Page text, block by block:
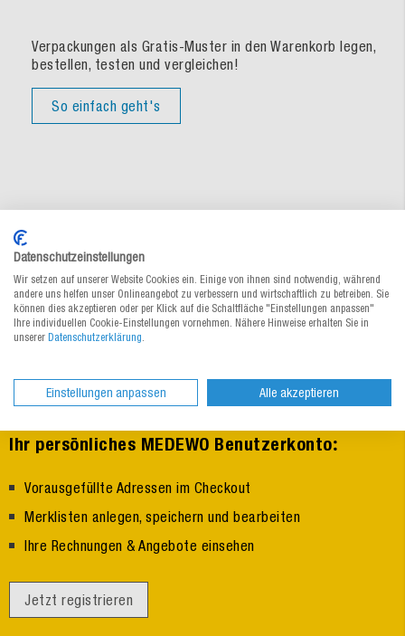
Verpackungen als Gratis-Muster in den Warenkorb legen,
bestellen, testen und vergleichen!
So einfach geht's
Ihr persönliches MEDEWO Benutzerkonto:
Vorausgefüllte Adressen im Checkout
Merklisten anlegen, speichern und bearbeiten
Ihre Rechnungen & Angebote einsehen
Jetzt registrieren
Datenschutzeinstellungen
Wir setzen auf unserer Website Cookies ein. Einige von ihnen sind notwendig, während
andere uns helfen unser Onlineangebot zu verbessern und wirtschaftlich zu betreiben. Sie
können dies akzeptieren oder per Klick auf die Schaltfläche "Einstellungen anpassen"
Ihre individuellen Cookie-Einstellungen vornehmen. Nähere Hinweise erhalten Sie in
unserer Datenschutzerklärung.
Einstellungen anpassen Alle akzeptieren